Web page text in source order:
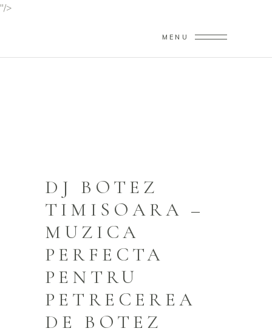
"/>
MENU
DJ BOTEZ
TIMISOARA –
MUZICA
PERFECTA
PENTRU
PETRECEREA
DE BOTEZ